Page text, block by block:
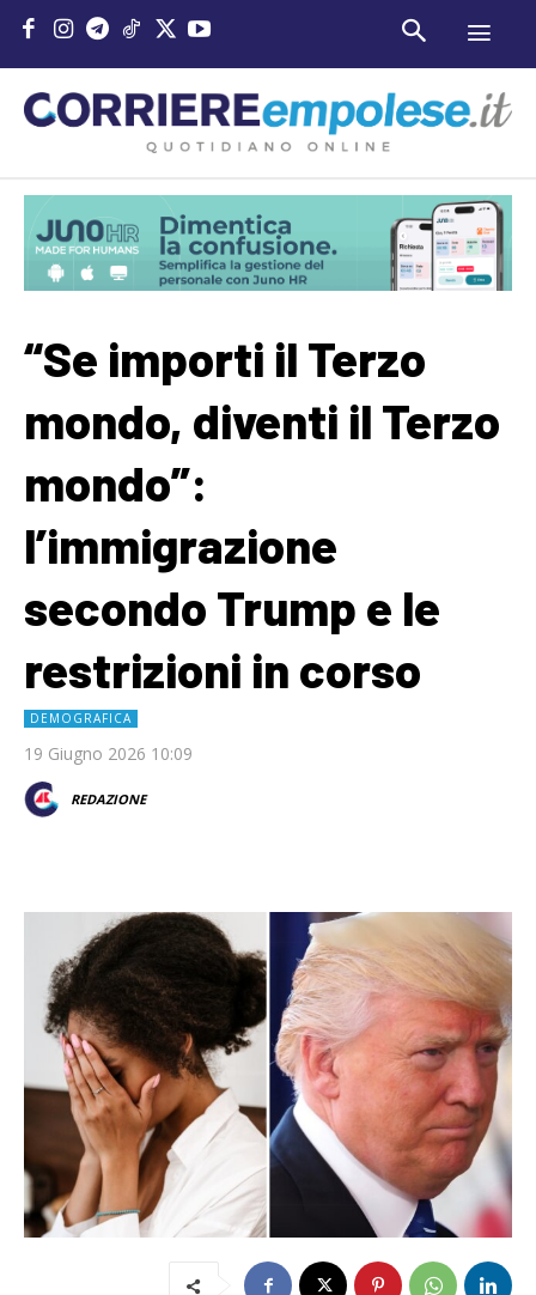
“Se importi il Terzo
mondo, diventi il Terzo
mondo”:
l’immigrazione
secondo Trump e le
restrizioni in corso
DEMOGRAFICA
19 Giugno 2026 10:09
REDAZIONE